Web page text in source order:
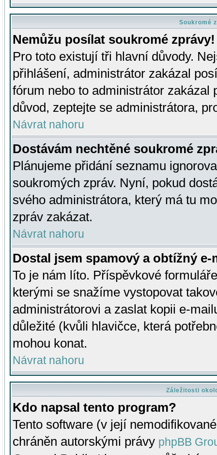
Soukromé
Nemůžu posílat soukromé zprávy!
Pro toto existují tři hlavní důvody.
přihlášení, administrátor zakázal
fórum nebo to administrátor zakázal
důvod, zeptejte se administrátora,
Návrat nahoru
Dostávám nechtěné soukromé
Plánujeme přidání seznamu
soukromých zpráv. Nyní, pokud
svého administrátora, který má tu
zpráv zakázat.
Návrat nahoru
Dostal jsem spamový a obtížný
To je nám líto. Příspěvkové
kterými se snažíme vystopovat
administrátorovi a zaslat kopii e-
důležité (kvůli hlavičce, která
mohou konat.
Návrat nahoru
Záležitosti
Kdo napsal tento program?
Tento software (v její
chráněn autorskými právy phpBB